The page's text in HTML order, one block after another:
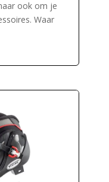
ook om je
Waar